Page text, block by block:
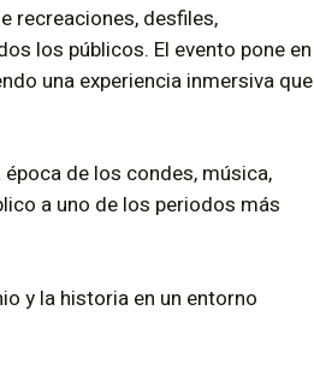
recreaciones, desfiles,
los públicos. El evento pone en
una experiencia inmersiva que
de los condes, música,
a uno de los periodos más
y la historia en un entorno